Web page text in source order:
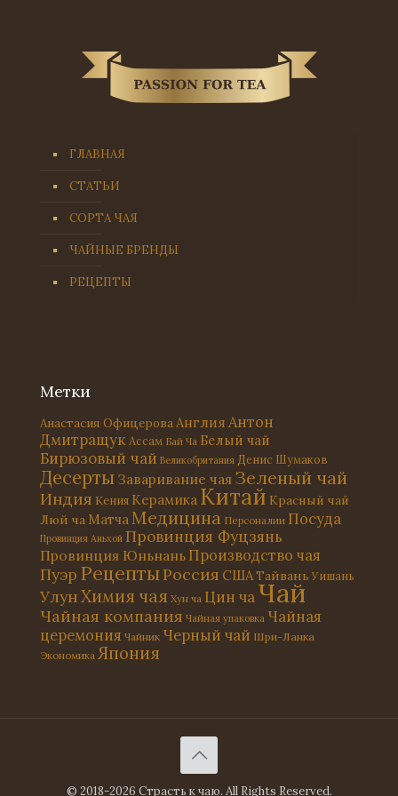
ГЛАВНАЯ
СТАТЬИ
СОРТА ЧАЯ
ЧАЙНЫЕ БРЕНДЫ
РЕЦЕПТЫ
Метки
Анастасия ОфицероваАнглия Антон
Дмитращук Ассам Бай Ча Белый чай
Бирюзовый чай Великобритания Денис Шумаков
Десерты Заваривание чая Зеленый чай
Индия Кения Керамика Китай Красный чай
Люй ча Матча Медицина Персоналии Посуда
Провинция Аньхой Провинция Фуцзянь
Провинция Юньнань Производство чая
Пуэр РецептыРоссия СШАТайвань Уишань
УлунХимия чая Хун ча Цин чаЧай
Чайная компания Чайная упаковка Чайная
церемония Чайник Черный чай Шри-Ланка
Экономика Япония
© 2018-2026 Страсть к чаю. All Rights Reserved.